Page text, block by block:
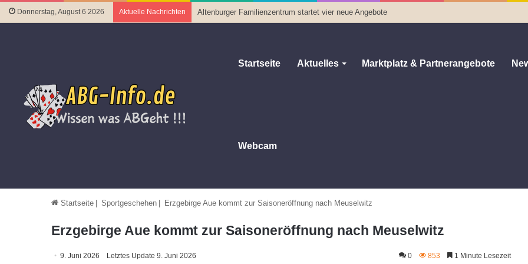
Donnerstag, August 6 2026 Aktuelle Nachrichten Altenburger Familienzentrum startet vier neue Angebote
Startseite Aktuelles Marktplatz & Partnerangebote
Webcam
Startseite Sportgeschehen Erzgebirge Aue kommt zur Saisoneröffnung nach Meuselwitz
Erzgebirge Aue kommt zur Saisoneröffnung nach Meuselwitz
9. Juni 2026 Letztes Update 9. Juni 2026 0 853 1 Minute Lesezeit